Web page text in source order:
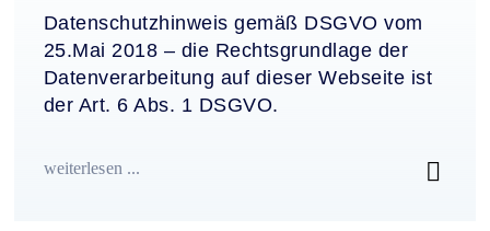
Datenschutzhinweis gemäß DSGVO vom
25.Mai 2018 – die Rechtsgrundlage der
Datenverarbeitung auf dieser Webseite ist
der Art. 6 Abs. 1 DSGVO.
weiterlesen ...